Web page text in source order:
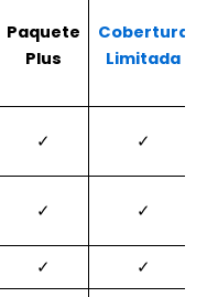
Paquete
Plus
Cobertura
Limitada
✓ ✓
✓ ✓
✓
✓